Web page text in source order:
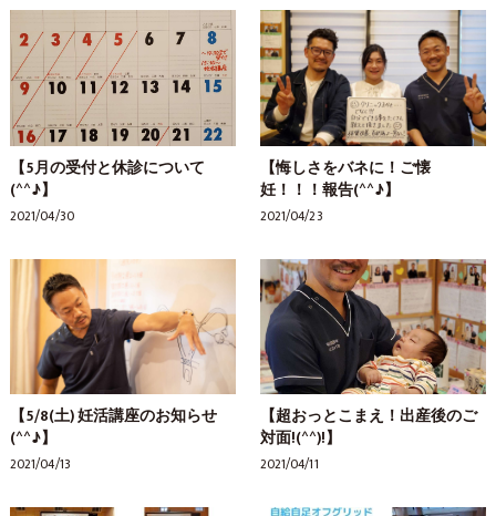
【5月の受付と休診について
(^^♪】
2021/04/30
【悔しさをバネに！ご懐
妊！！！報告(^^♪】
2021/04/23
【5/8(土) 妊活講座のお知らせ
(^^♪】
2021/04/13
【超おっとこまえ！出産後のご
対面!(^^)!】
2021/04/11